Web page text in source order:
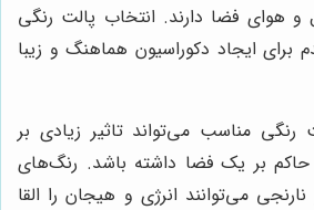
هوای فضا دارند. انتخاب پالت رنگی
برای ایجاد دکوراسیون هماهنگ و زیبا
رنگی مناسب می‌تواند تاثیر زیادی بر
بر یک فضا داشته باشد. رنگ‌های
می‌توانند انرژی و هیجان را القا